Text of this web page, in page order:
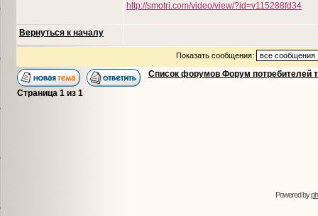
http://smotri.com/video/view/?id=v115288fd34
Вернуться к началу
Показать сообщения:
Список форумов Форум потребителей
Страница 1 из 1
Powered by